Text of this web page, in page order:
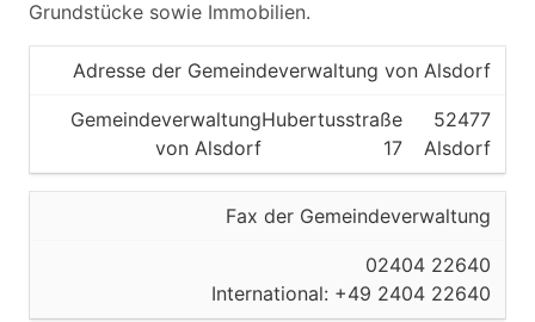
Grundstücke sowie Immobilien.
Adresse der Gemeindeverwaltung von Alsdorf
Gemeindeverwaltung
von Alsdorf
Hubertusstraße
17
52477
Alsdorf
Fax der Gemeindeverwaltung
02404 22640
International: +49 2404 22640